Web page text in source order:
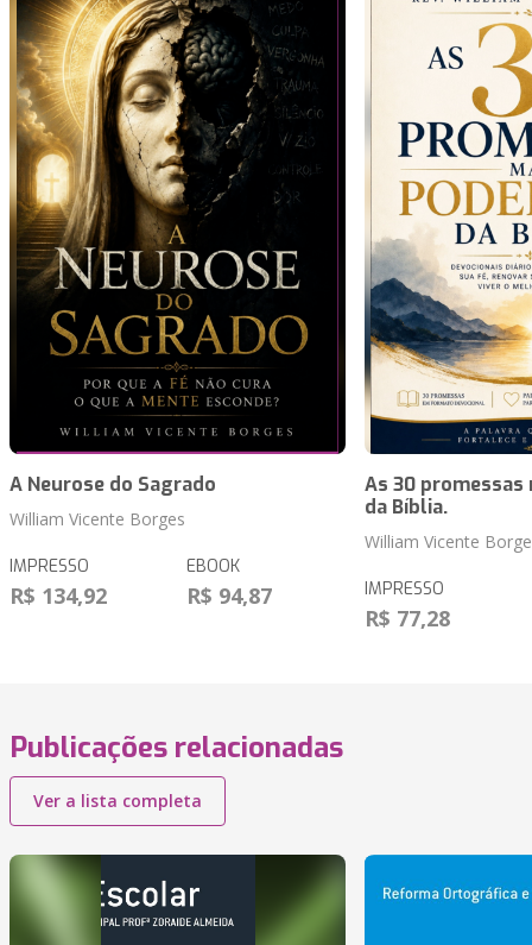
A Neurose do Sagrado
William Vicente Borges
IMPRESSO
R$ 134,92
EBOOK
R$ 94,87
As 30 promessas
da Bíblia.
William Vicente
IMPRESSO
R$ 77,28
Publicações relacionadas
Ver a lista completa